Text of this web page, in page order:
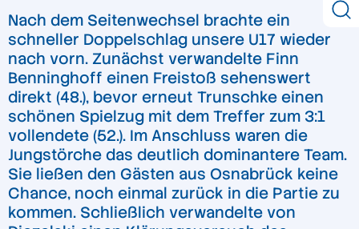
Nach dem Seitenwechsel brachte ein
schneller Doppelschlag unsere U17 wieder
nach vorn. Zunächst verwandelte Finn
Benninghoff einen Freistoß sehenswert
direkt (48.), bevor erneut Trunschke einen
schönen Spielzug mit dem Treffer zum 3:1
vollendete (52.). Im Anschluss waren die
Jungstörche das deutlich dominantere Team.
Sie ließen den Gästen aus Osnabrück keine
Chance, noch einmal zurück in die Partie zu
kommen. Schließlich verwandelte von